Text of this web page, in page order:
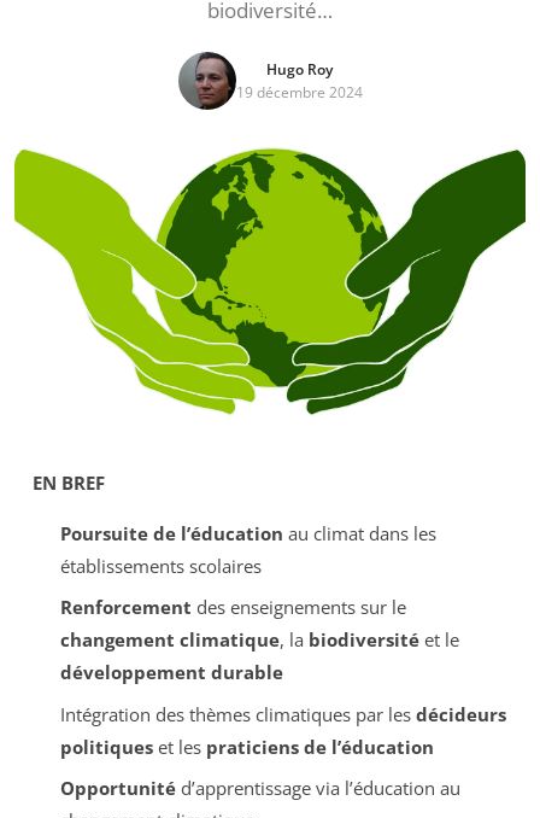
biodiversité…
Hugo Roy
19 décembre 2024
EN BREF
Poursuite de l’éducation au climat dans les
établissements scolaires
Renforcement des enseignements sur le
changement climatique, la biodiversitéet le
développement durable
Intégration des thèmes climatiques par les décideurs
politiqueset les praticiens de l’éducation
Opportunitéd’apprentissage via l’éducation au